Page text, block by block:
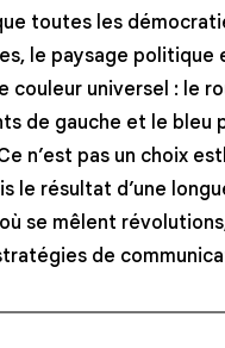
toutes les
le paysage politique
couleur universel : le
de gauche et le bleu
n’est pas un choix
le résultat d’une
se mêlent
de